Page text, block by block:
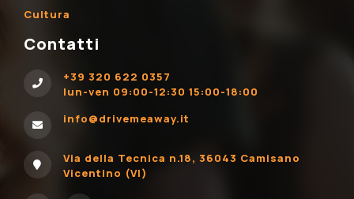
Cultura
Contatti
+39 320 622 0357
lun-ven 09:00-12:30 15:00-18:00
info@drivemeaway.it
Via della Tecnica n.18, 36043 Camisano
Vicentino (VI)